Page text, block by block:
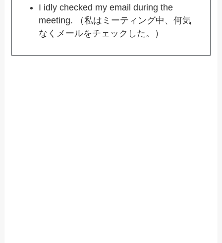
I idly checked my email during the
meeting. （私はミーティング中、何気
なくメールをチェックした。）